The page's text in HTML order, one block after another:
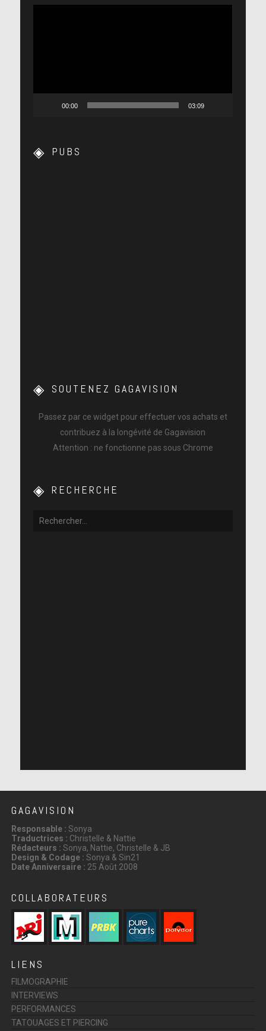
00:00 03:09
PUBS
SOUTENEZ GAGAVISION
Passez par ce widget pour effectuer vos achats et
contribuez à la longévité de Gagavision
Attention : ne fonctionne pas sous Chrome
RECHERCHE
GAGAVISION
Responsable : Sonya
Traductrices : Christelle & Nattie
Rédacteurs : Sonya, Nattie, Christelle & JB
Design & Codage : Sonya & Sin21
Date Anniversaire : 25 Août 2008
COLLABORATEURS
LIENS
FILMOGRAPHIE
INTERVIEWS
PERFORMANCES
TATOUAGES ET PIERCING